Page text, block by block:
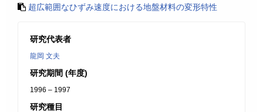
超広範囲なひずみ速度における地盤材料の変形特性
研究代表者
龍岡 文夫
研究期間 (年度)
1996 – 1997
研究種目